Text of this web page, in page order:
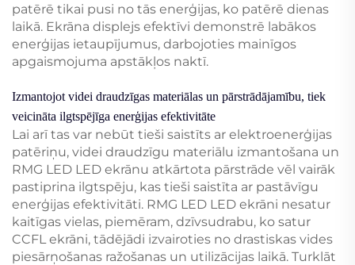
patērē tikai pusi no tās enerģijas, ko patērē dienas
laikā. Ekrāna displejs efektīvi demonstrē labākos
enerģijas ietaupījumus, darbojoties mainīgos
apgaismojuma apstākļos naktī.
Izmantojot videi draudzīgas materiālas un pārstrādājamību, tiek
veicināta ilgtspējīga enerģijas efektivitāte
Lai arī tas var nebūt tieši saistīts ar elektroenerģijas
patēriņu, videi draudzīgu materiālu izmantošana un
RMG LED LED ekrānu atkārtota pārstrāde vēl vairāk
pastiprina ilgtspēju, kas tieši saistīta ar pastāvīgu
enerģijas efektivitāti. RMG LED LED ekrāni nesatur
kaitīgas vielas, piemēram, dzīvsudrabu, ko satur
CCFL ekrāni, tādējādi izvairoties no drastiskas vides
piesārņošanas ražošanas un utilizācijas laikā. Turklāt